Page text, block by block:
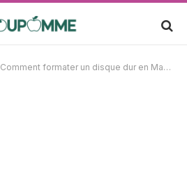
Comment formater un disque dur en Mac OS Extended Journaled sur Mac et Windows